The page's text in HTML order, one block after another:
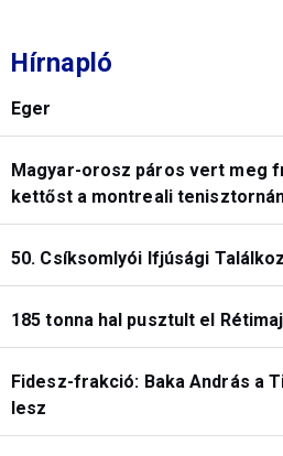
Hírnapló
Eger
Magyar-orosz páros vert meg
kettőst a montreali
50. Csíksomlyói Ifjúsági
185 tonna hal pusztult el
Fidesz-frakció: Baka András a
lesz